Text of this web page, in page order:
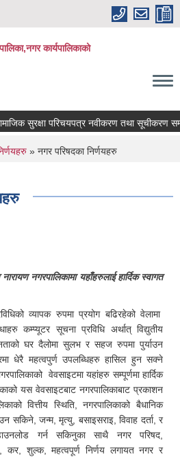
कार्यपालिकाको
सुरक्षा परिचयपत्र नवीकरण तथा सूचीकरण
» नगर परिषदका निर्णयहरु
नगरपालिकामा यहाँहरुलाई हार्दिक स्वागत
व्यापक रुपमा प्रयोग बढिरहेको वेलामा
कम्प्यूटर सूचना प्रविधि अर्थात् विद्युतीय
घर दैलोमा सुलभ र सहज रुपमा पुर्याउन
धेरै महत्वपुर्ण उपलब्धिहरु हासिल हुन सक्ने
वेवसाइटमा यहांहरु सम्पूर्णमा हार्दिक
यस वेवसाइटबाट नगरपालिकाबाट प्रकाशन
वित्तीय स्थिति, नगरपालिकाको बैधानिक
सकिने, जन्म, मृत्यु, बसाइसराइ, विवाह दर्ता, र
गर्न सकिनुका साथै नगर परिषद,
कर, शुल्क, महत्वपूर्ण निर्णय लगायत नगर र